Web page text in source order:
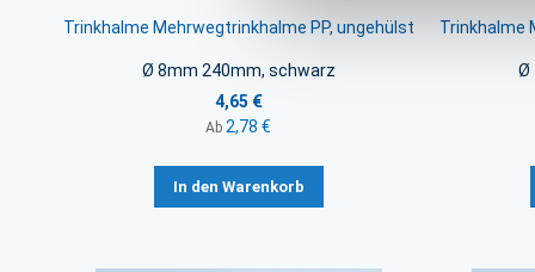
Trinkhalme Mehrwegtrinkhalme PP, ungehülst
Ø 8mm 240mm, schwarz
4,65 €
Ab 2,78 €
In den Warenkorb
Trinkhalme
Ø